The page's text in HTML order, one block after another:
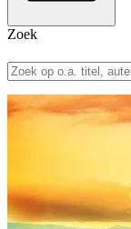
Zoek